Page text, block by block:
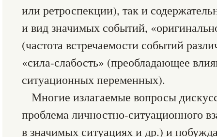
или ретроспекции), так и
и вид значимых событий,
(частота встречаемости событий
«сила-слабость» (преобладающее
ситуационных переменных).
Многие излагаемые вопросы
проблема личностно-ситуационного
в значимых ситуациях и др.) и